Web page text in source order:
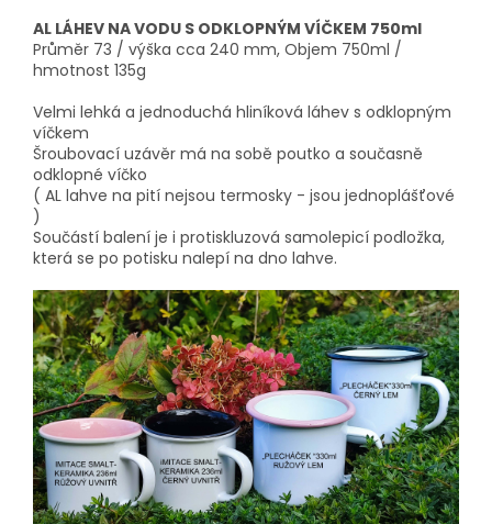
AL LÁHEV NA VODU S ODKLOPNÝM VÍČKEM 750ml
Průměr 73 / výška cca 240 mm, Objem 750ml /
hmotnost 135g
Velmi lehká a jednoduchá hliníková láhev s odklopným
víčkem
Šroubovací uzávěr má na sobě poutko a současně
odklopné víčko
( AL lahve na pití nejsou termosky - jsou jednoplášťové
)
Součástí balení je i protiskluzová samolepicí podložka,
která se po potisku nalepí na dno lahve.